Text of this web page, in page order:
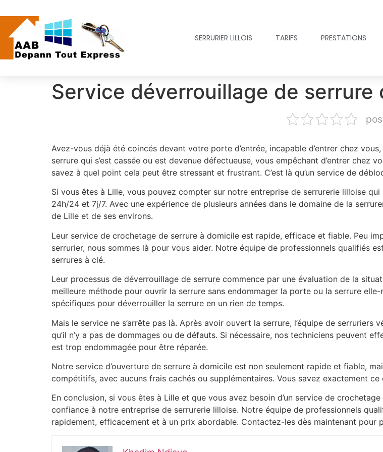
SERRURIER LILLOIS TARIFS PRESTATIONS
Service déverrouillage de
Avez-vous déjà été coincés devant votre porte d’entrée, incapable d’entrer chez
serrure qui s’est cassée ou est devenue défectueuse, vous empêchant d’entrer chez
savez à quel point cela peut être stressant et frustrant. C’est là qu’un service de
Si vous êtes à Lille, vous pouvez compter sur notre entreprise de serrurerie lilloise
24h/24 et 7j/7. Avec une expérience de plusieurs années dans le domaine de la
de Lille et de ses environs.
Leur service de crochetage de serrure à domicile est rapide, efficace et fiable. Peu
serrurier, nous sommes là pour vous aider. Notre équipe de professionnels qualifiés
serrures à clé.
Leur processus de déverrouillage de serrure commence par une évaluation de la
meilleure méthode pour ouvrir la serrure sans endommager la porte ou la serrure
spécifiques pour déverrouiller la serrure en un rien de temps.
Mais le service ne s’arrête pas là. Après avoir ouvert la serrure, l’équipe de serruriers
qu’il n’y a pas de dommages ou de défauts. Si nécessaire, nos techniciens peuvent
est trop endommagée pour être réparée.
Notre service d’ouverture de serrure à domicile est non seulement rapide et fiable,
compétitifs, avec aucuns frais cachés ou supplémentaires. Vous savez exactement
En conclusion, si vous êtes à Lille et que vous avez besoin d’un service de
confiance à notre entreprise de serrurerie lilloise. Notre équipe de professionnels
rapidement, efficacement et à un prix abordable. Contactez-les dès maintenant pour